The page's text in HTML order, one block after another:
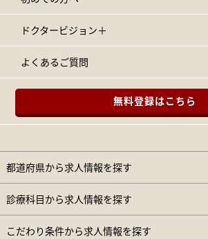
ドクタービジョン＋
よくあるご質問
無料登録はこちら
都道府県から求人情報を探す
診療科目から求人情報を探す
こだわり条件から求人情報を探す